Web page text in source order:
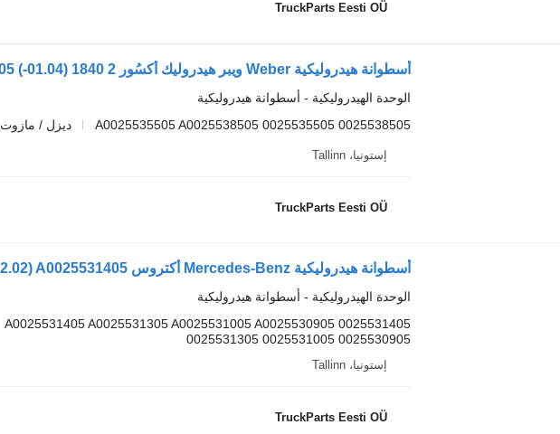
TruckParts Eesti OÜ
الوحدة الهيدروليكية - أسطوانة هيدروليكية
A0025535505 A0025538505 0025535505 0025538505
ديزل / مازوت
إستونيا، Tallinn
TruckParts Eesti OÜ
الوحدة الهيدروليكية - أسطوانة هيدروليكية
A0025531405 A0025531305 A0025531005 A0025530905 0025531405
0025531305 0025531005 0025530905
إستونيا، Tallinn
TruckParts Eesti OÜ